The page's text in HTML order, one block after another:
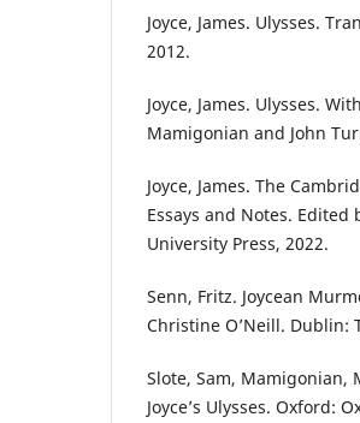
Joyce, James. Ulysses.
2012.
Joyce, James. Ulysses.
Mamigonian and John
Joyce, James. The
Essays and Notes.
University Press, 2022.
Senn, Fritz. Joycean
Christine O’Neill. Dublin:
Slote, Sam, Mamigonian,
Joyce’s Ulysses. Oxford: